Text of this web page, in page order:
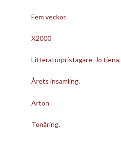
Fem veckor.
X2000
Litteraturpristagare. Jo tjena.
Årets insamling.
Arton
Tonåring.